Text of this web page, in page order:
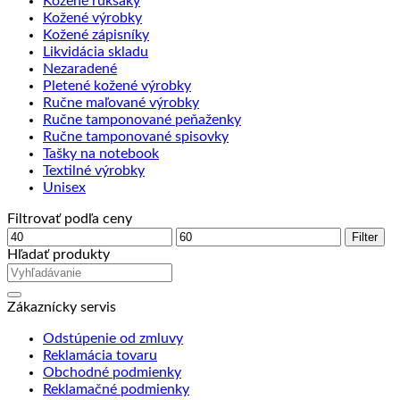
Kožené výrobky
Kožené zápisníky
Likvidácia skladu
Nezaradené
Pletené kožené výrobky
Ručne maľované výrobky
Ručne tamponované peňaženky
Ručne tamponované spisovky
Tašky na notebook
Textilné výrobky
Unisex
Filtrovať podľa ceny
Minimálna
cena
Maximálna
Filter
Hľadať produkty
Zákaznícky servis
Odstúpenie od zmluvy
Reklamácia tovaru
Obchodné podmienky
Reklamačné podmienky